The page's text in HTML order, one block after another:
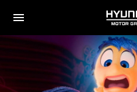
전체
MOTOR
GROUP